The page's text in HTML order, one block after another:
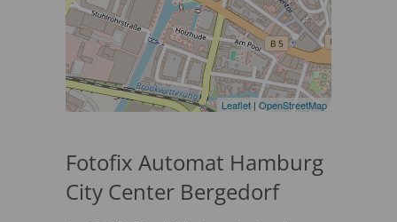
Leaflet | OpenStreetMap
Fotofix Automat Hamburg
City Center Bergedorf